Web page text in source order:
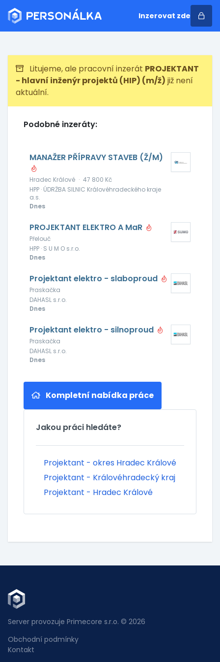
Inzerovat zde
Litujeme, ale pracovní inzerát PROJEKTANT
- hlavní inženýr projektů (HIP) (m/ž) již není
aktuální.
Podobné inzeráty:
MANAŽER PŘÍPRAVY STAVEB (Ž/M)
Hradec Králové · 47 800 Kč
HPP · ÚDRŽBA SILNIC Královéhradeckého kraje
a.s.
Dnes
PROJEKTANT ELEKTRO A MaR
Přelouč
HPP · S U M O s.r.o.
Dnes
Projektant elektro - slaboproud
Praskačka
DAHASL s.r.o.
Dnes
Projektant elektro - silnoproud
Praskačka
DAHASL s.r.o.
Dnes
Kompletní nabídka práce
Jakou práci hledáte?
Projektant - okres Hradec Králové
Projektant - Královéhradecký kraj
Projektant - Hradec Králové
Server provozuje Primecore s.r.o. © 2026
Obchodní podmínky
Kontakt